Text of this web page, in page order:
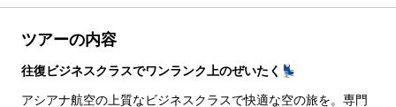
ツアーの内容
往復ビジネスクラスでワンランク上のぜいたく💺
アシアナ航空の上質なビジネスクラスで快適な空の旅を。専門